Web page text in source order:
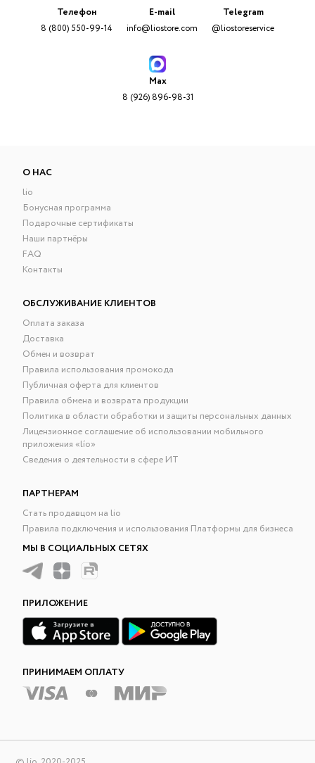
Телефон
8 (800) 550-99-14
E-mail
info@liostore.com
Telegram
@liostoreservice
Max
8 (926) 896-98-31
О НАС
lio
Бонусная программа
Подарочные сертификаты
Наши партнёры
FAQ
Контакты
ОБСЛУЖИВАНИЕ КЛИЕНТОВ
Оплата заказа
Доставка
Обмен и возврат
Правила использования промокода
Публичная оферта для клиентов
Правила обмена и возврата продукции
Политика в области обработки и защиты персональных данных
Лицензионное соглашение об использовании мобильного
приложения «lío»
Сведения о деятельности в сфере ИТ
ПАРТНЕРАМ
Стать продавцом на lio
Правила подключения и использования Платформы для бизнеса
МЫ В СОЦИАЛЬНЫХ СЕТЯХ
ПРИЛОЖЕНИЕ
ПРИНИМАЕМ ОПЛАТУ